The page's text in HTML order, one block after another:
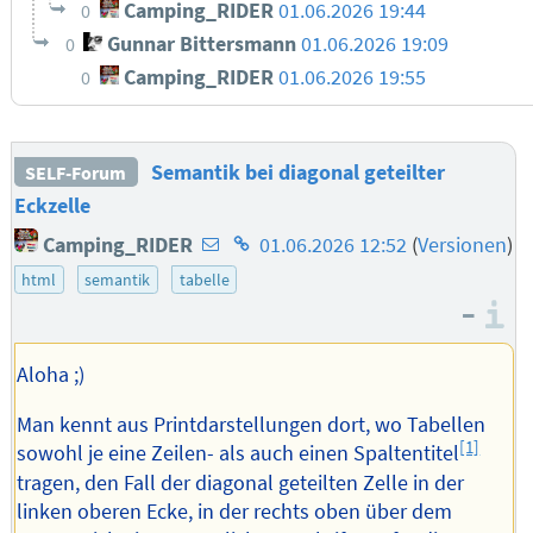
0 Camping_RIDER 01.06.2026 19:44
0 Gunnar Bittersmann01.06.2026 19:09
0 Camping_RIDER 01.06.2026 19:55
SELF-Forum
Semantik bei diagonal geteilter
Eckzelle
Camping_RIDER E-
Mail-
des
Homepage
des
01.06.2026 12:52 (Versionen)
html semantik tabelle
–
Aloha ;)
Man kennt aus Printdarstellungen dort, wo Tabellen
sowohl je eine Zeilen- als auch einen Spaltentitel[1]
tragen, den Fall der diagonal geteilten Zelle in der
linken oberen Ecke, in der rechts oben über dem